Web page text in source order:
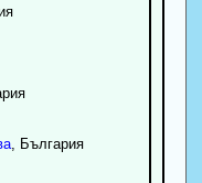
, България